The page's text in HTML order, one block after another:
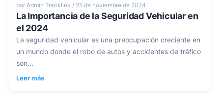
por Admin Tracklink / 25 de noviembre de 2024
La Importancia de la Seguridad Vehicular en
el 2024
La seguridad vehicular es una preocupación creciente en
un mundo donde el robo de autos y accidentes de tráfico
son...
Leer más